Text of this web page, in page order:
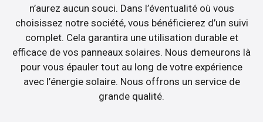
n’aurez aucun souci. Dans l’éventualité où vous
choisissez notre société, vous bénéficierez d’un suivi
complet. Cela garantira une utilisation durable et
efficace de vos panneaux solaires. Nous demeurons là
pour vous épauler tout au long de votre expérience
avec l’énergie solaire. Nous offrons un service de
grande qualité.